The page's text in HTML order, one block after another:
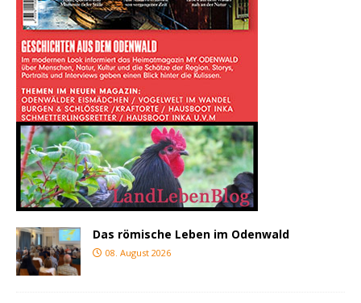
Das römische Leben im Odenwald
08. August 2026